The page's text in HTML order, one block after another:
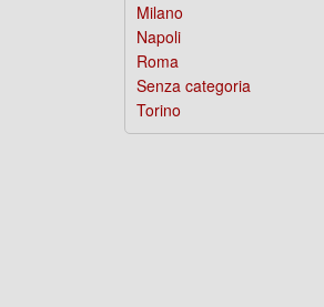
Milano
Napoli
Roma
Senza categoria
Torino